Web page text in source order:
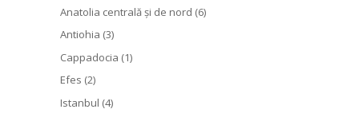
Anatolia centrală și de nord (6)
Antiohia (3)
Cappadocia (1)
Efes (2)
Istanbul (4)